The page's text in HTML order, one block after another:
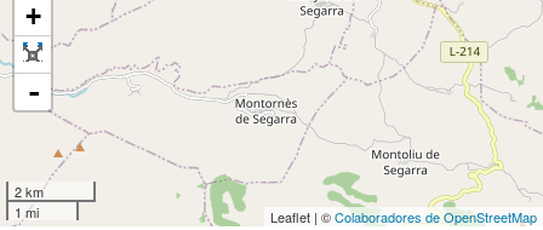
+
-
2 km
1 mi
Leaflet | ©Colaboradores de OpenStreetMap